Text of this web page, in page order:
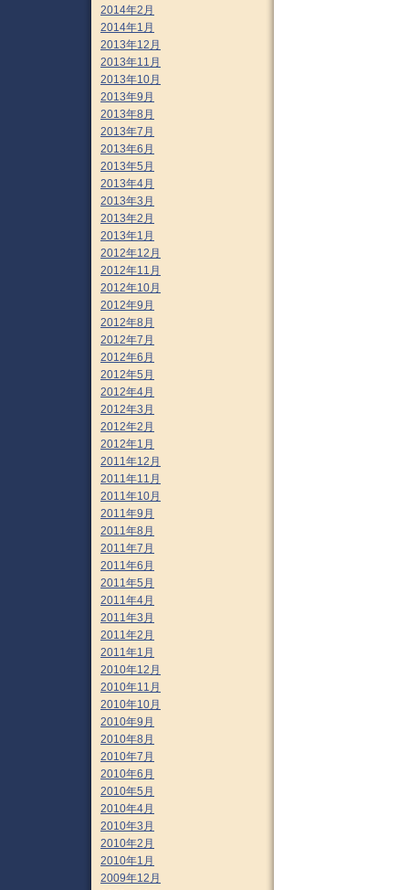
2014年2月
2014年1月
2013年12月
2013年11月
2013年10月
2013年9月
2013年8月
2013年7月
2013年6月
2013年5月
2013年4月
2013年3月
2013年2月
2013年1月
2012年12月
2012年11月
2012年10月
2012年9月
2012年8月
2012年7月
2012年6月
2012年5月
2012年4月
2012年3月
2012年2月
2012年1月
2011年12月
2011年11月
2011年10月
2011年9月
2011年8月
2011年7月
2011年6月
2011年5月
2011年4月
2011年3月
2011年2月
2011年1月
2010年12月
2010年11月
2010年10月
2010年9月
2010年8月
2010年7月
2010年6月
2010年5月
2010年4月
2010年3月
2010年2月
2010年1月
2009年12月